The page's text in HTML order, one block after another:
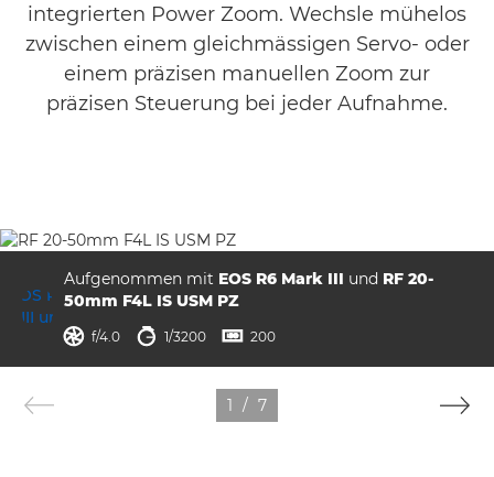
Support
FINDE EINEN HÄNDLER
integrierten Power Zoom. Wechsle mühelos
zwischen einem gleichmässigen Servo- oder
einem präzisen manuellen Zoom zur
präzisen Steuerung bei jeder Aufnahme.
Aufgenommen mit EOS R6 Mark III und RF 20-
50mm F4L IS USM PZ
Blende
 f/4.0 Verschlusszeit
 1/3200 ISO
 200
1 / 7